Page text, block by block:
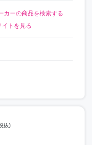
カーの商品を検索する
イトを見る
抜)